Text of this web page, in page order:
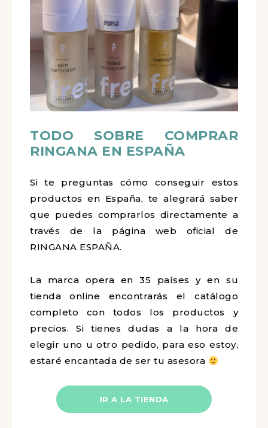
TODO SOBRE COMPRAR
RINGANA EN ESPAÑA
Si te preguntas cómo conseguir estos
productos en España, te alegrará saber
que puedes comprarlos directamente a
través de la página web oficial de
RINGANA ESPAÑA.
La marca opera en 35 países y en su
tienda online encontrarás el catálogo
completo con todos los productos y
precios. Si tienes dudas a la hora de
elegir uno u otro pedido, para eso estoy,
estaré encantada de ser tu asesora
IR A LA TIENDA